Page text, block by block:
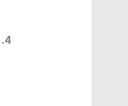
4. إثبات القدرة المالية والمعيشية